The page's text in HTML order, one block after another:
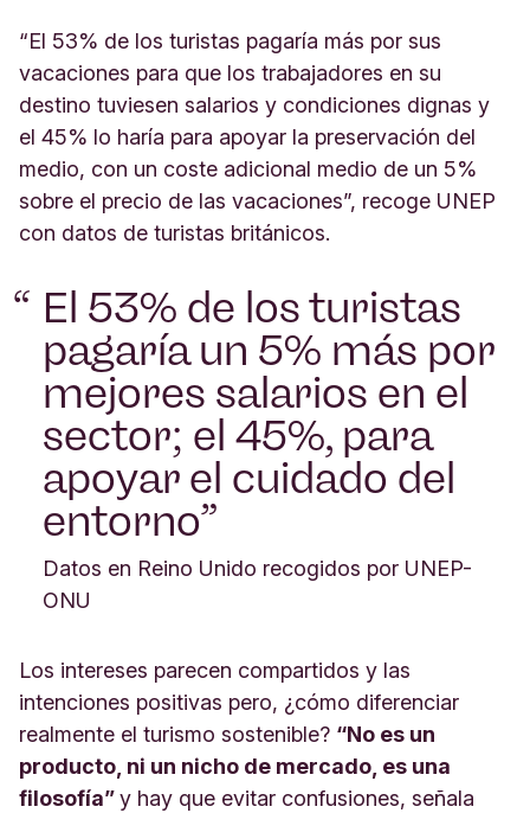
“El 53% de los turistas pagaría más por sus
vacaciones para que los trabajadores en su
destino tuviesen salarios y condiciones dignas y
el 45% lo haría para apoyar la preservación del
medio, con un coste adicional medio de un 5%
sobre el precio de las vacaciones”, recoge UNEP
con datos de turistas británicos.
El 53% de los turistas
pagaría un 5% más por
mejores salarios en el
sector; el 45%, para
apoyar el cuidado del
entorno
Datos en Reino Unido recogidos por UNEP-
ONU
Los intereses parecen compartidos y las
intenciones positivas pero, ¿cómo diferenciar
realmente el turismo sostenible? “No es un
producto, ni un nicho de mercado, es una
filosofía”y hay que evitar confusiones, señala